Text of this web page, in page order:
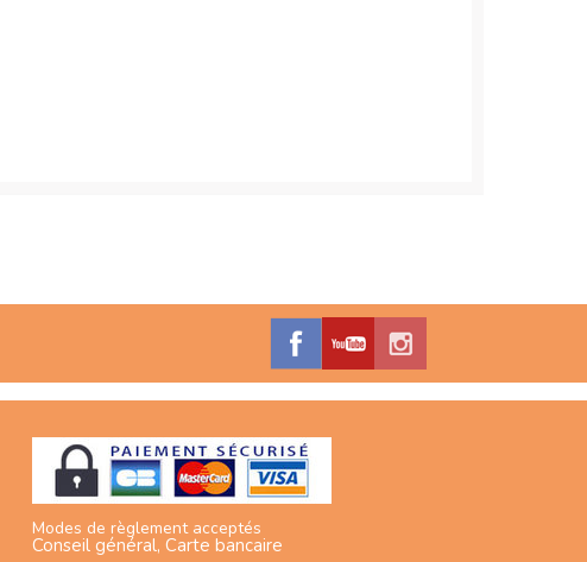
Modes de règlement acceptés
Conseil général, Carte bancaire